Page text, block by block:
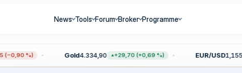
News Tools Forum Broker Programme
%) Gold4.334,90 +29,70 (+0,69 %) EUR/USD1,1557